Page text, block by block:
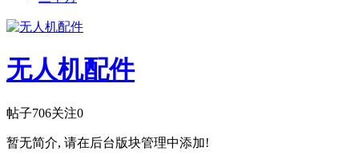
无人机配件
帖子706关注0
暂无简介, 请在后台版块管理中添加!